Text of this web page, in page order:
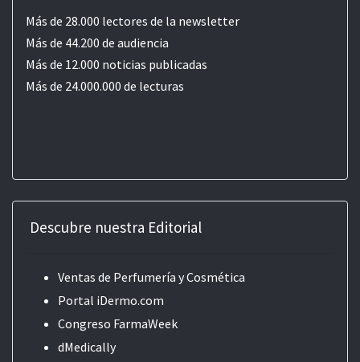
Más de 28.000 lectores de la newsletter
Más de 44.200 de audiencia
Más de 12.000 noticias publicadas
Más de 24.000.000 de lecturas
Descubre nuestra Editorial
Ventas de Perfumería y Cosmética
Portal iDermo.com
Congreso FarmaWeek
dMedically